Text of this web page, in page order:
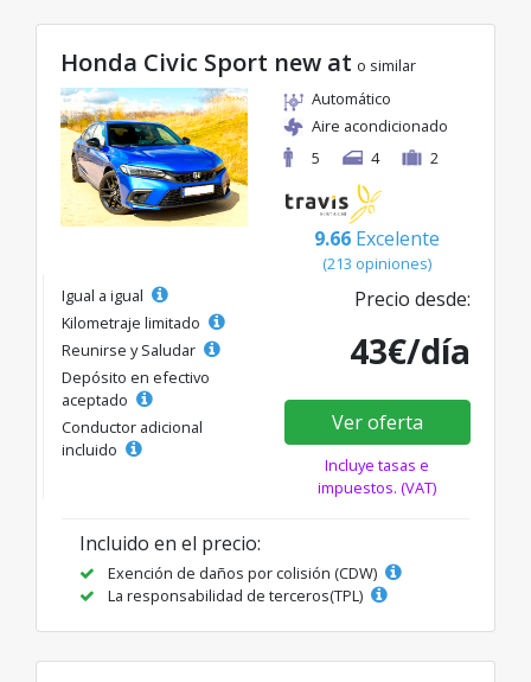
de la categoría seleccionada, con tarifas
excelentes desde solo 24€/día.
Honda Civic Sport new at o similar
Automático
Aire acondicionado
5
4 2
9.66 Excelente
(213 opiniones)
Igual a igual
Kilometraje limitado
Reunirse y Saludar
Depósito en efectivo
aceptado
Conductor adicional
incluido
Precio desde:
43€/día
Ver oferta
Incluye tasas e
impuestos. (VAT)
Incluido en el precio:
Exención de daños por colisión (CDW)
La responsabilidad de terceros(TPL)